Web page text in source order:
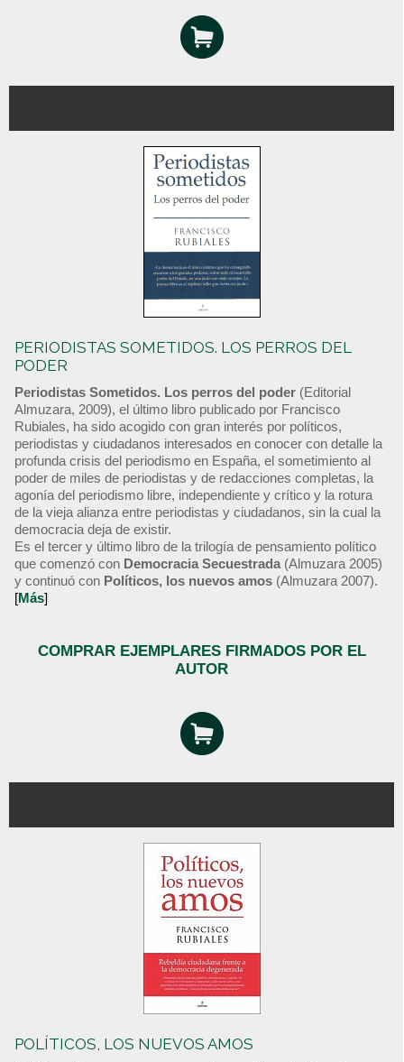
PERIODISTAS SOMETIDOS. LOS PERROS DEL
PODER
Periodistas Sometidos. Los perros del poder (Editorial
Almuzara, 2009), el último libro publicado por Francisco
Rubiales, ha sido acogido con gran interés por políticos,
periodistas y ciudadanos interesados en conocer con detalle la
profunda crisis del periodismo en España, el sometimiento al
poder de miles de periodistas y de redacciones completas, la
agonía del periodismo libre, independiente y crítico y la rotura
de la vieja alianza entre periodistas y ciudadanos, sin la cual la
democracia deja de existir.
Es el tercer y último libro de la trilogía de pensamiento político
que comenzó con Democracia Secuestrada (Almuzara 2005)
y continuó con Políticos, los nuevos amos (Almuzara 2007).
[Más]
COMPRAR EJEMPLARES FIRMADOS POR EL
AUTOR
POLÍTICOS, LOS NUEVOS AMOS